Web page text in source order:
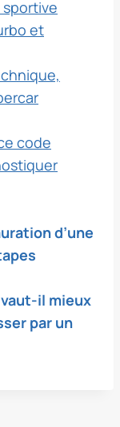
sportive
et
code
d’une
il mieux
par un